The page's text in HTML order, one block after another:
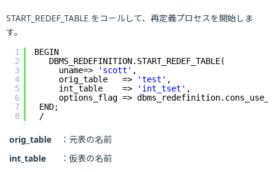
START_REDEF_TABLE をコールして、再定義プロセスを開始しま
す。
1
2
3
4
5
6
7
8
BEGIN
DBMS_REDEFINITION.START_REDEF_TABLE(
uname=>
'scott' ,
orig_table   =>
'test' ,
int_table    =>
'int_tset' ,
options_flag =>
END;
/
orig_table
：元表の名前
int_table
：仮表の名前